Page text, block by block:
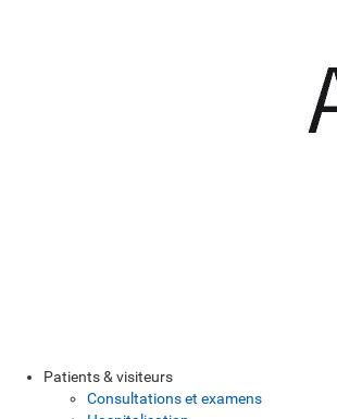
Patients & visiteurs
Consultations et examens